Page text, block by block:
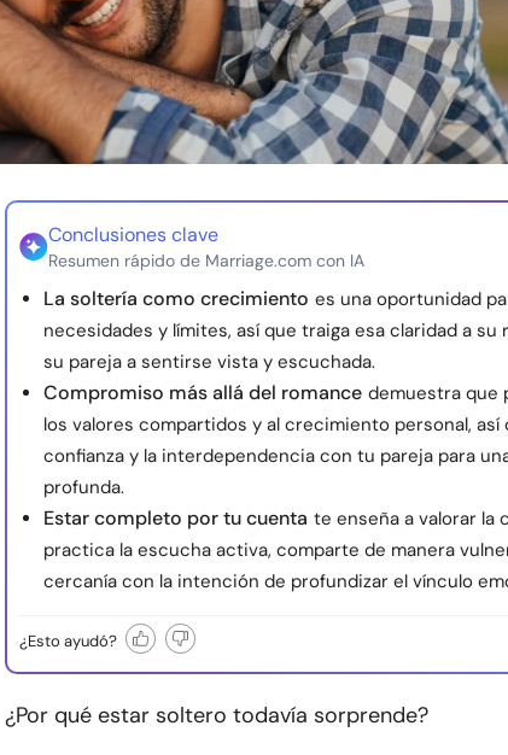
Conclusiones clave
Resumen rápido de Marriage.com con IA
La soltería como crecimiento es una oportunidad
necesidades y límites, así que traiga esa claridad a su
su pareja a sentirse vista y escuchada.
Compromiso más allá del romance demuestra que
los valores compartidos y al crecimiento personal, así
confianza y la interdependencia con tu pareja para
profunda.
Estar completo por tu cuenta te enseña a valorar la
practica la escucha activa, comparte de manera
cercanía con la intención de profundizar el vínculo
¿Esto ayudó?
¿Por qué estar soltero todavía sorprende?